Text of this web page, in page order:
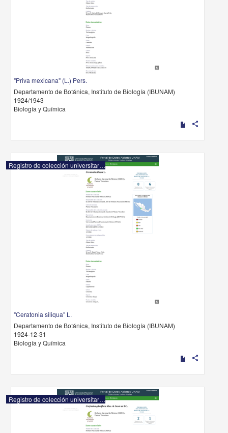
"Priva mexicana" (L.) Pers.
Departamento de Botánica, Instituto de Biología (IBUNAM)
1924/1943
Biología y Química
share
Registro de colección universitaria
"Ceratonia siliqua" L.
Departamento de Botánica, Instituto de Biología (IBUNAM)
1924-12-31
Biología y Química
share
Registro de colección universitaria